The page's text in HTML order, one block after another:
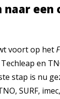
naar een
voort op het
en
stap is nu
SURF,